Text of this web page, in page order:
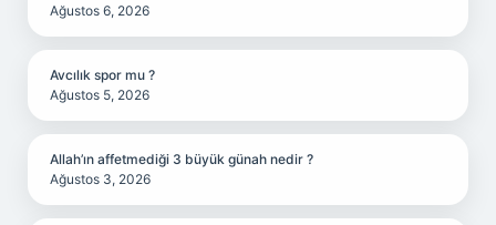
Ağustos 6, 2026
Avcılık spor mu ?
Ağustos 5, 2026
Allah’ın affetmediği 3 büyük günah nedir ?
Ağustos 3, 2026